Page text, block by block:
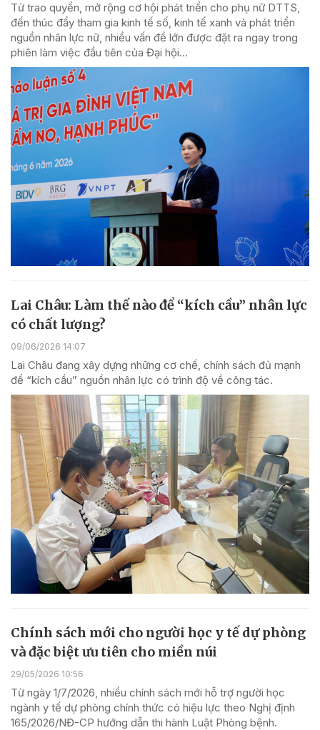
Từ trao quyền, mở rộng cơ hội phát triển cho phụ nữ DTTS,
đến thúc đẩy tham gia kinh tế số, kinh tế xanh và phát triển
nguồn nhân lực nữ, nhiều vấn đề lớn được đặt ra ngay trong
phiên làm việc đầu tiên của Đại hội...
Lai Châu: Làm thế nào để “kích cầu” nhân lực
có chất lượng?
09/06/2026 14:07
Lai Châu đang xây dựng những cơ chế, chính sách đủ mạnh
để “kích cầu” nguồn nhân lực có trình độ về công tác.
Chính sách mới cho người học y tế dự phòng
và đặc biệt ưu tiên cho miền núi
29/05/2026 10:56
Từ ngày 1/7/2026, nhiều chính sách mới hỗ trợ người học
ngành y tế dự phòng chính thức có hiệu lực theo Nghị định
165/2026/NĐ-CP hướng dẫn thi hành Luật Phòng bệnh.